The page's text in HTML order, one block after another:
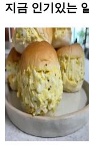
지금 인기있는